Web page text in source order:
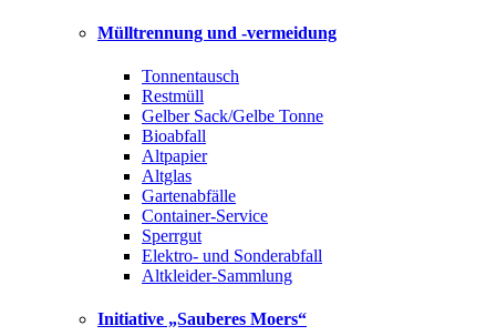
Mülltrennung und -vermeidung
Tonnentausch
Restmüll
Gelber Sack/Gelbe Tonne
Bioabfall
Altpapier
Altglas
Gartenabfälle
Container-Service
Sperrgut
Elektro- und Sonderabfall
Altkleider-Sammlung
Initiative „Sauberes Moers“